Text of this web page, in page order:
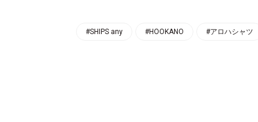
#SHIPS any #HOOKANO #アロハシャツ